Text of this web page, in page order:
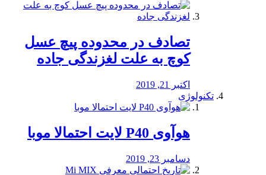
تصادف در محدوده پیچ عسل
کوچ به علت لغزندگی جاده
اکتبر 21, 2019
تکنولوژی
هوآوی P40 لایت احتمالا موبا
دسامبر 23, 2019